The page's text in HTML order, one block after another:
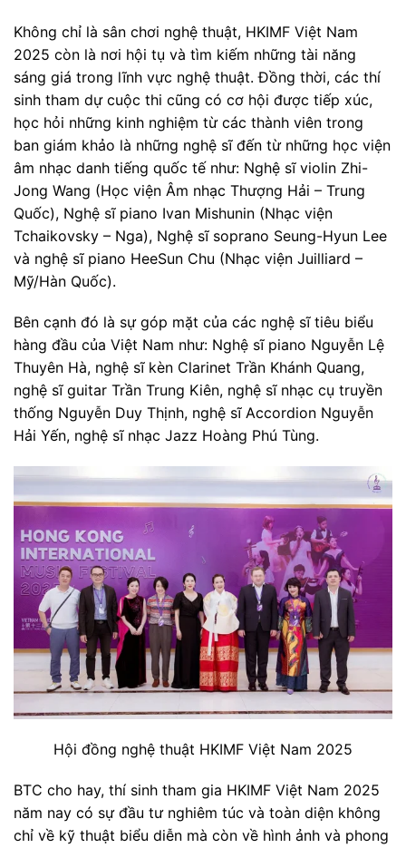
Không chỉ là sân chơi nghệ thuật, HKIMF Việt Nam
2025 còn là nơi hội tụ và tìm kiếm những tài năng
sáng giá trong lĩnh vực nghệ thuật. Đồng thời, các thí
sinh tham dự cuộc thi cũng có cơ hội được tiếp xúc,
học hỏi những kinh nghiệm từ các thành viên trong
ban giám khảo là những nghệ sĩ đến từ những học viện
âm nhạc danh tiếng quốc tế như: Nghệ sĩ violin Zhi-
Jong Wang (Học viện Âm nhạc Thượng Hải – Trung
Quốc), Nghệ sĩ piano Ivan Mishunin (Nhạc viện
Tchaikovsky – Nga), Nghệ sĩ soprano Seung-Hyun Lee
và nghệ sĩ piano HeeSun Chu (Nhạc viện Juilliard –
Mỹ/Hàn Quốc).
Bên cạnh đó là sự góp mặt của các nghệ sĩ tiêu biểu
hàng đầu của Việt Nam như: Nghệ sĩ piano Nguyễn Lệ
Thuyên Hà, nghệ sĩ kèn Clarinet Trần Khánh Quang,
nghệ sĩ guitar Trần Trung Kiên, nghệ sĩ nhạc cụ truyền
thống Nguyễn Duy Thịnh, nghệ sĩ Accordion Nguyễn
Hải Yến, nghệ sĩ nhạc Jazz Hoàng Phú Tùng.
Hội đồng nghệ thuật HKIMF Việt Nam 2025
BTC cho hay, thí sinh tham gia HKIMF Việt Nam 2025
năm nay có sự đầu tư nghiêm túc và toàn diện không
chỉ về kỹ thuật biểu diễn mà còn về hình ảnh và phong